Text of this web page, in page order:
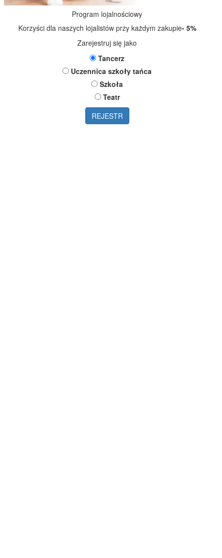
Program lojalnościowy
Korzyści dla naszych lojalistów przy każdym zakupie- 5%
Zarejestruj się jako
Tancerz
Uczennica szkoły tańca
Szkoła
Teatr
REJESTR